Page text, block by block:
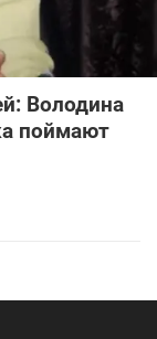
Володина
поймают